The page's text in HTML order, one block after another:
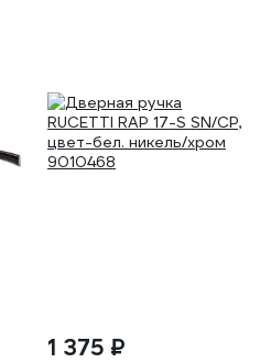
1 375 ₽